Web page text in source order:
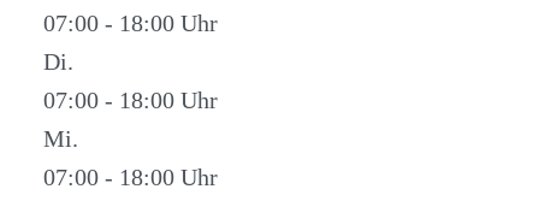
07:00 - 18:00
Di.
07:00 - 18:00
Mi.
07:00 - 18:00